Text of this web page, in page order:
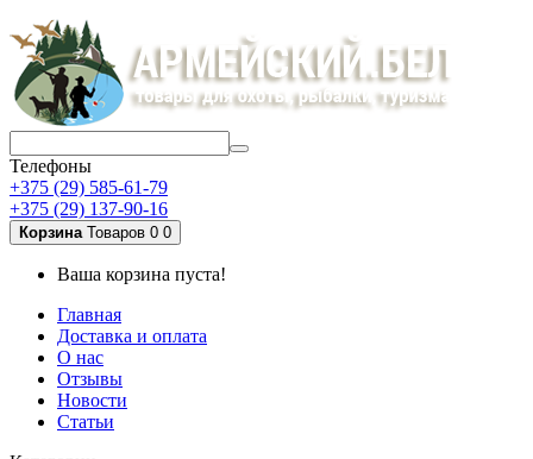
Телефоны
+375 (29) 585-61-79
+375 (29) 137-90-16
Корзина Товаров 0 0
Ваша корзина пуста!
Главная
Доставка и оплата
О нас
Отзывы
Новости
Статьи